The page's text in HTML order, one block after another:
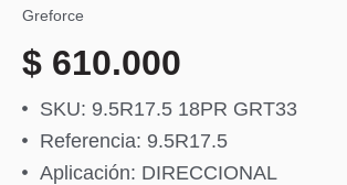
Greforce
$ 610.000
SKU: 9.5R17.5 18PR GRT33
Referencia: 9.5R17.5
Aplicación: DIRECCIONAL